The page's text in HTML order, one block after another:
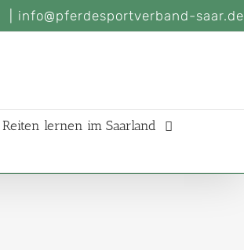
info@pferdesportverband-saar.de
Reiten lernen im Saarland